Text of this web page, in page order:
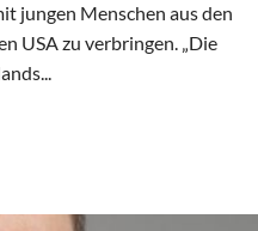
jungen Menschen aus den
USA zu verbringen. „Die